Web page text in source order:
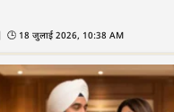
🕒 18 जुलाई 2026, 10:38 AM